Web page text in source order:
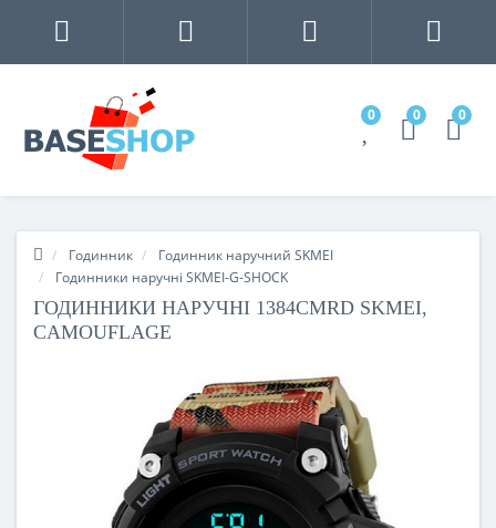
0 0 0
Годинник
Годинник наручний SKMEI
Годинники наручні SKMEI-G-SHOCK
ГОДИННИКИ НАРУЧНІ 1384CMRD SKMEI,
CAMOUFLAGE